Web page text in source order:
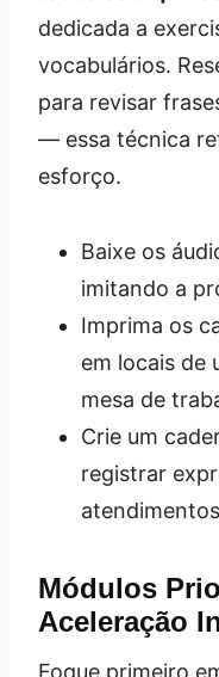
dedicada a
vocabulários.
para revisar
— essa técnica
esforço.
Baixe os
imitando a
Imprima os
em locais de
mesa de
Crie um
registrar
Módulos
Aceleração
Foque primeiro